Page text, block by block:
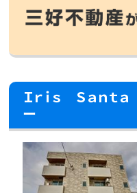
Ｉｒｉｓ Ｓａｎ
ー